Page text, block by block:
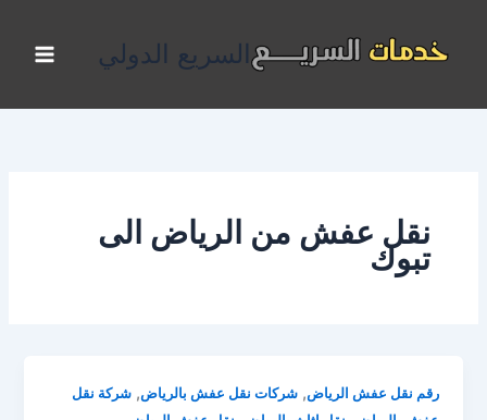
المحتوى
السريع الدولي
نقل عفش من الرياض الى
تبوك
رقم نقل عفش الرياض,شركات نقل عفش بالرياض,شركة نقل